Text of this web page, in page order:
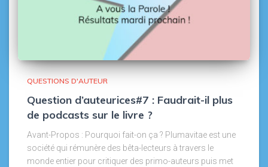
QUESTIONS D'AUTEUR
Question d’auteurices#7 : Faudrait-il plus
de podcasts sur le livre ?
Avant-Propos : Pourquoi fait-on ça ? Plumavitae est une
société qui rémunère des bêta-lecteurs à travers le
monde entier pour critiquer des primo-auteurs puis met